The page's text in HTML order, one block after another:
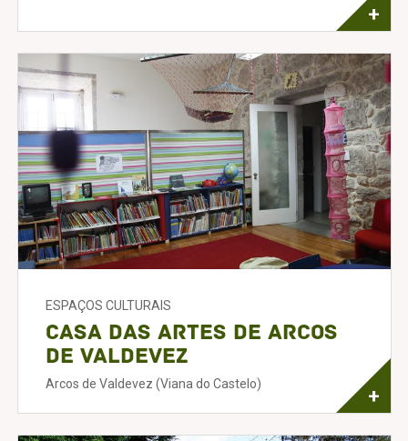
+
ESPAÇOS CULTURAIS
Casa das Artes de Arcos
de Valdevez
Arcos de Valdevez (Viana do Castelo)
+